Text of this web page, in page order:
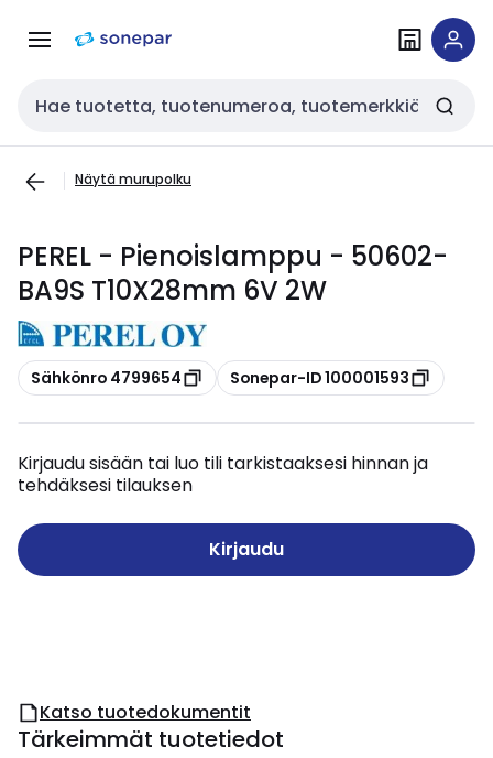
navigointiinsisältöön
Haku
Näytä murupolku
PEREL - Pienoislamppu - 50602-
BA9S T10X28mm 6V 2W
Kopioi
Sähkönro 4799654 Kopioi
Sonepar-ID 100001593
Kirjaudu sisään tai luo tili tarkistaaksesi hinnan ja
tehdäksesi tilauksen
Kirjaudu
Katso tuotedokumentit
Tärkeimmät tuotetiedot